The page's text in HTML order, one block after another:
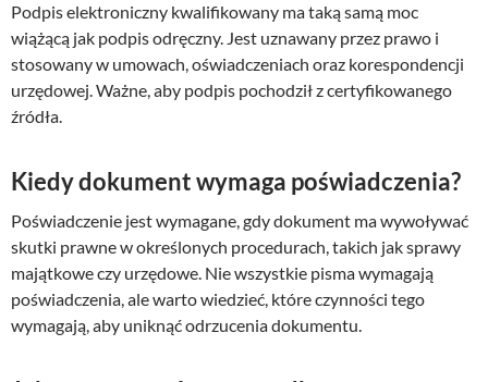
Podpis elektroniczny kwalifikowany ma taką samą moc
wiążącą jak podpis odręczny. Jest uznawany przez prawo i
stosowany w umowach, oświadczeniach oraz korespondencji
urzędowej. Ważne, aby podpis pochodził z certyfikowanego
źródła.
Kiedy dokument wymaga poświadczenia?
Poświadczenie jest wymagane, gdy dokument ma wywoływać
skutki prawne w określonych procedurach, takich jak sprawy
majątkowe czy urzędowe. Nie wszystkie pisma wymagają
poświadczenia, ale warto wiedzieć, które czynności tego
wymagają, aby uniknąć odrzucenia dokumentu.